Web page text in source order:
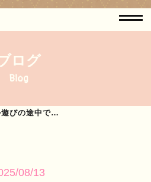
ログ
Blog
遊びの途中で…
08/13